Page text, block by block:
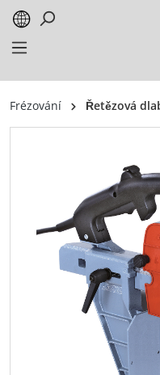
springen
Frézování Řetězová